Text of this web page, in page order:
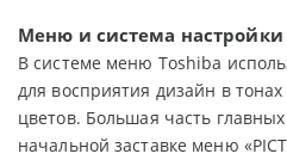
Меню и система настройки
В системе меню Toshiba
для восприятия дизайн в
цветов. Большая часть
начальной заставке меню